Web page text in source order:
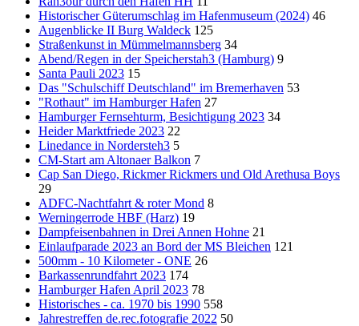
Historischer Güterumschlag im Hafenmuseum (2024) 46
Augenblicke II Burg Waldeck 125
Straßenkunst in Mümmelmannsberg 34
Abend/Regen in der Speicherstah3 (Hamburg) 9
Santa Pauli 2023 15
Das "Schulschiff Deutschland" im Bremerhaven 53
"Rothaut" im Hamburger Hafen 27
Hamburger Fernsehturm, Besichtigung 2023 34
Heider Marktfriede 2023 22
Linedance in Nordersteh3 5
CM-Start am Altonaer Balkon 7
Cap San Diego, Rickmer Rickmers und Old Arethusa Boys
29
ADFC-Nachtfahrt & roter Mond 8
Werningerrode HBF (Harz) 19
Dampfeisenbahnen in Drei Annen Hohne 21
Einlaufparade 2023 an Bord der MS Bleichen 121
500mm - 10 Kilometer - ONE 26
Barkassenrundfahrt 2023 174
Hamburger Hafen April 2023 78
Historisches - ca. 1970 bis 1990 558
Jahrestreffen de.rec.fotografie 2022 50